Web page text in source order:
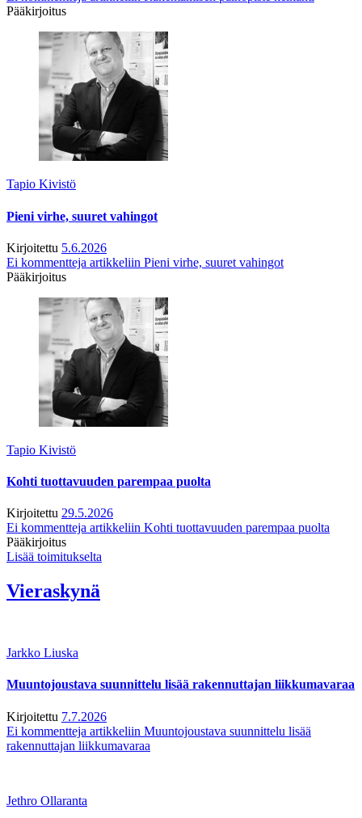
Pääkirjoitus
Tapio Kivistö
Pieni virhe, suuret vahingot
Kirjoitettu 5.6.2026
Ei kommentteja artikkeliin Pieni virhe, suuret vahingot
Pääkirjoitus
Tapio Kivistö
Kohti tuottavuuden parempaa puolta
Kirjoitettu 29.5.2026
Ei kommentteja artikkeliin Kohti tuottavuuden parempaa puolta
Pääkirjoitus
Lisää toimitukselta
Vieraskynä
Jarkko Liuska
Muuntojoustava suunnittelu lisää rakennuttajan liikkumavaraa
Kirjoitettu 7.7.2026
Ei kommentteja artikkeliin Muuntojoustava suunnittelu lisää
rakennuttajan liikkumavaraa
Jethro Ollaranta